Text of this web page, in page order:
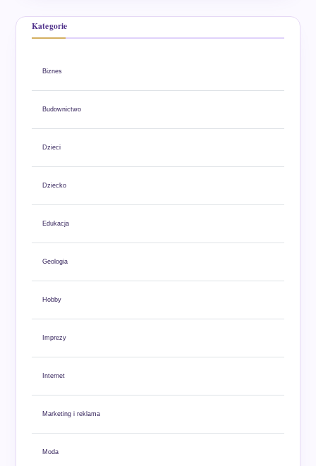
Kategorie
Biznes
Budownictwo
Dzieci
Dziecko
Edukacja
Geologia
Hobby
Imprezy
Internet
Marketing i reklama
Moda